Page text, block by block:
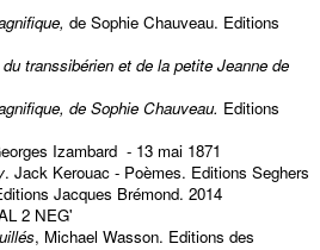
de Sophie Chauveau. Editions
transsibérien et de la petite Jeanne de
de Sophie Chauveau. Editions
Izambard - 13 mai 1871
. Jack Kerouac - Poèmes. Editions Seghers
Jacques Brémond. 2014
2 NEG'
, Michael Wasson. Editions des